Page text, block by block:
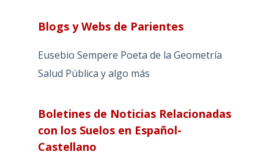
Blogs y Webs de Parientes
Eusebio Sempere Poeta de la Geometría
Salud Pública y algo más
Boletines de Noticias Relacionadas
con los Suelos en Español-
Castellano